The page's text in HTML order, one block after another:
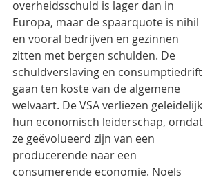
overheidsschuld is lager dan in
Europa, maar de spaarquote is nihil
en vooral bedrijven en gezinnen
zitten met bergen schulden. De
schuldverslaving en consumptiedrift
gaan ten koste van de algemene
welvaart. De VSA verliezen geleidelijk
hun economisch leiderschap, omdat
ze geëvolueerd zijn van een
producerende naar een
consumerende economie. Noels